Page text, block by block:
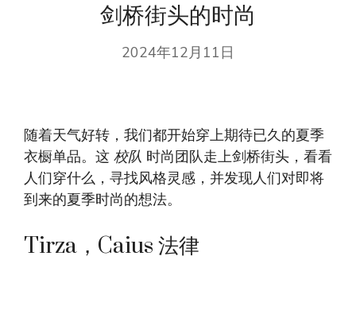
剑桥街头的时尚
2024年12月11日
随着天气好转，我们都开始穿上期待已久的夏季
衣橱单品。这 校队 时尚团队走上剑桥街头，看看
人们穿什么，寻找风格灵感，并发现人们对即将
到来的夏季时尚的想法。
Tirza，Caius 法律